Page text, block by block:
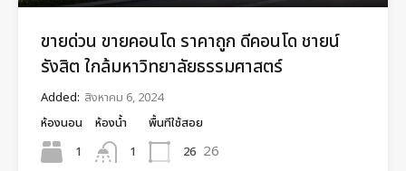
ขายด่วน ขายคอนโด ราคาถูก ดีคอนโด ชายน์
รังสิต ใกล้มหาวิทยาลัยธรรมศาสตร์​
Added: สิงหาคม 6, 2024
ห้องนอน
1
ห้องน้ำ
1
พื้นทีใช้สอย
26 26